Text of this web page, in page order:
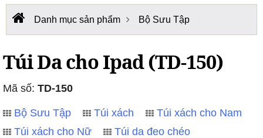
Danh mục sản phẩm Bộ Sưu Tập
Túi Da cho Ipad (TD-150)
Mã số: TD-150
Bộ Sưu Tập Túi xách
Túi xách cho Nam
Túi xách cho Nữ
Túi da đeo chéo